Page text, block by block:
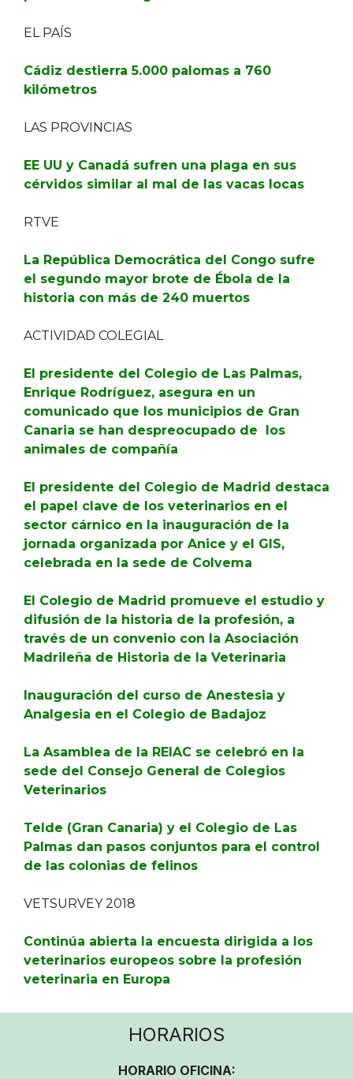
EL PAÍS
Cádiz destierra 5.000 palomas a 760
kilómetros
LAS PROVINCIAS
EE UU y Canadá sufren una plaga en sus
cérvidos similar al mal de las vacas locas
RTVE
La República Democrática del Congo sufre
el segundo mayor brote de Ébola de la
historia con más de 240 muertos
ACTIVIDAD COLEGIAL
El presidente del Colegio de Las Palmas,
Enrique Rodríguez, asegura en un
comunicado que los municipios de Gran
Canaria se han despreocupado de
los
animales de compañía
El presidente del Colegio de Madrid destaca
el papel clave de los veterinarios en el
sector cárnico en la inauguración de la
jornada organizada por Anice y el GIS,
celebrada en la sede de Colvema
El Colegio de Madrid promueve el estudio y
difusión de la historia de la profesión, a
través de un convenio con la Asociación
Madrileña de Historia de la Veterinaria
Inauguración del curso de Anestesia y
Analgesia en el Colegio de Badajoz
La Asamblea de la REIAC se celebró en la
sede del Consejo General de Colegios
Veterinarios
Telde (Gran Canaria) y el Colegio de Las
Palmas dan pasos conjuntos para el control
de las colonias de felinos
VETSURVEY 2018
Continúa abierta la encuesta dirigida a los
veterinarios europeos sobre la profesión
veterinaria en Europa
HORARIOS
HORARIO OFICINA: